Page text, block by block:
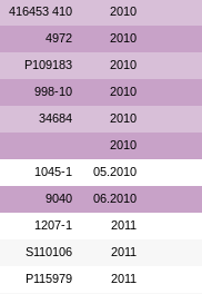
416453 410 2010
4972 2010
P109183 2010
998-10 2010
34684 2010
2010
1045-1 05.2010
9040 06.2010
1207-1 2011
S110106 2011
P115979 2011